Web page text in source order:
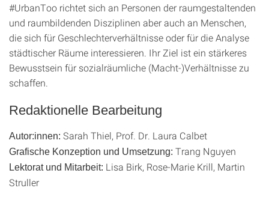
#UrbanToo richtet sich an Personen der raumgestaltenden
und raum­bildenden Disziplinen aber auch an Menschen,
die sich für Geschlech­terverhältnisse oder für die Analyse
städtischer Räume interessieren. Ihr Ziel ist ein stärkeres
Bewusstsein für sozialräumliche (Macht-)Verhält­nisse zu
schaffen.
Redaktionelle Bearbeitung
Autor:innen: Sarah Thiel, Prof. Dr. Laura Calbet
Grafische Konzeption und Umsetzung: Trang Nguyen
Lektorat und Mitarbeit: Lisa Birk, Rose-Marie Krill, Martin
Struller